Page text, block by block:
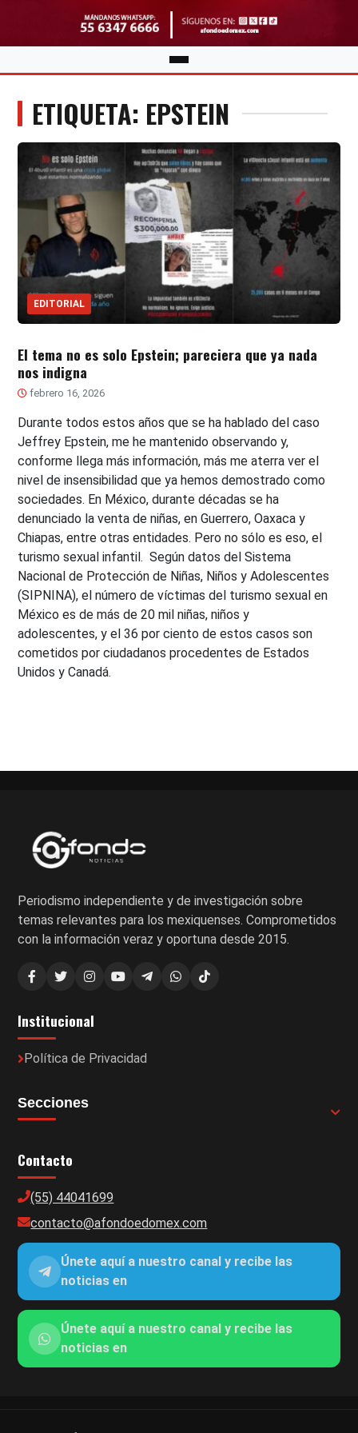
ETIQUETA: EPSTEIN
EDITORIAL
El tema no es solo Epstein; pareciera que ya nada
nos indigna
febrero 16, 2026
Durante todos estos años que se ha hablado del caso
Jeffrey Epstein, me he mantenido observando y,
conforme llega más información, más me aterra ver el
nivel de insensibilidad que ya hemos demostrado como
sociedades. En México, durante décadas se ha
denunciado la venta de niñas, en Guerrero, Oaxaca y
Chiapas, entre otras entidades. Pero no sólo es eso, el
turismo sexual infantil. Según datos del Sistema
Nacional de Protección de Niñas, Niños y Adolescentes
(SIPNINA), el número de víctimas del turismo sexual en
México es de más de 20 mil niñas, niños y
adolescentes, y el 36 por ciento de estos casos son
cometidos por ciudadanos procedentes de Estados
Unidos y Canadá.
Periodismo independiente y de investigación sobre
temas relevantes para los mexiquenses. Comprometidos
con la información veraz y oportuna desde 2015.
Institucional
Política de Privacidad
Secciones
Contacto
(55) 44041699
contacto@afondoedomex.com
Únete aquí a nuestro canal y recibe las
noticias en
Únete aquí a nuestro canal y recibe las
noticias en